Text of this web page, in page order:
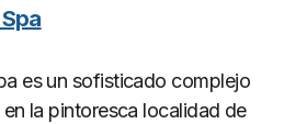
es un sofisticado complejo
la pintoresca localidad de